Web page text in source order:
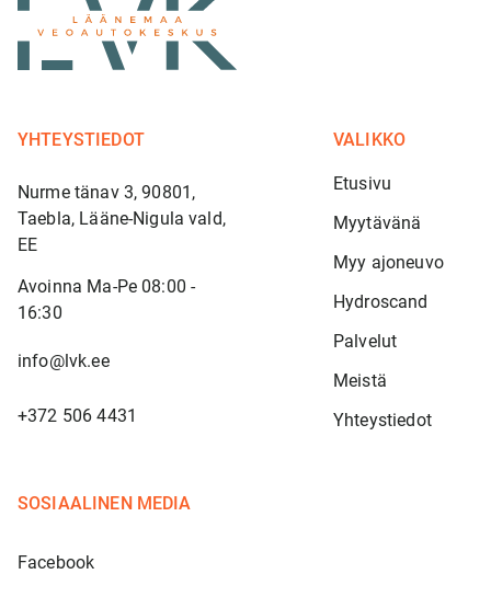
YHTEYSTIEDOT
Nurme tänav 3, 90801,
Taebla, Lääne-Nigula vald,
EE
Avoinna Ma-Pe 08:00 -
16:30
info@lvk.ee
+372 506 4431
VALIKKO
Etusivu
Myytävänä
Myy ajoneuvo
Hydroscand
Palvelut
Meistä
Yhteystiedot
SOSIAALINEN MEDIA
Facebook